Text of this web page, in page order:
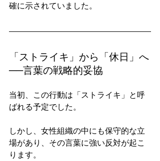
確に示されていました。
「ストライキ」から「休日」へ
──言葉の戦略的妥協
当初、この行動は「ストライキ」と呼
ばれる予定でした。
しかし、女性組織の中にも保守的な立
場があり、その言葉に強い反対が起こ
ります。